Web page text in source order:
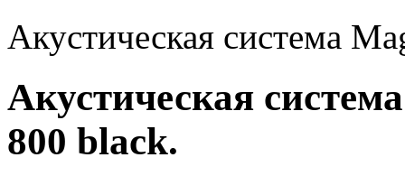
Акустическая система
Акустическая
800 black.